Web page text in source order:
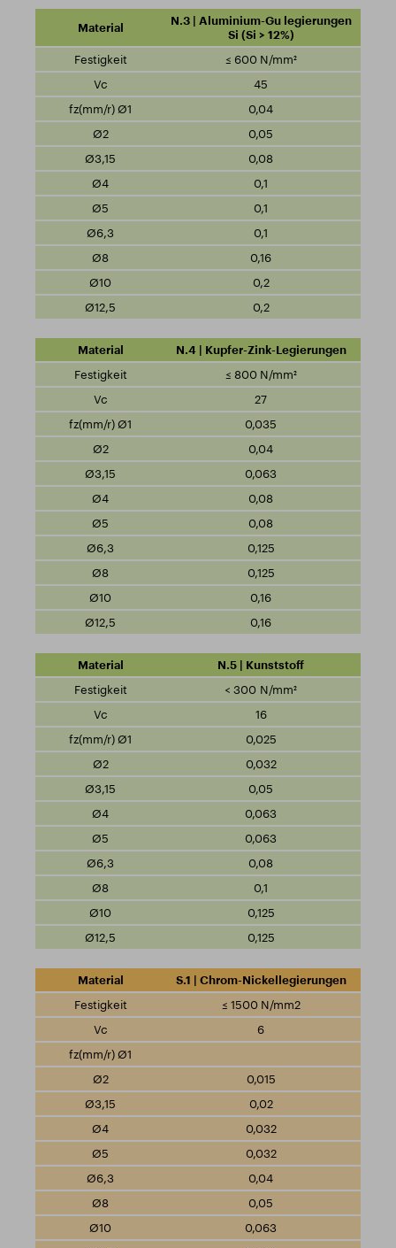
N.3 | Aluminium-Gu legierungen
Si (Si > 12%)
≤ 600 N/mm²
45
0,04
0,05
0,08
0,1
0,1
0,1
0,16
0,2
0,2
N.4 | Kupfer-Zink-Legierungen
≤ 800 N/mm²
27
0,035
0,04
0,063
0,08
0,08
0,125
0,125
0,16
0,16
N.5 | Kunststoff
< 300 N/mm²
16
0,025
0,032
0,05
0,063
0,063
0,08
0,1
0,125
0,125
S.1 | Chrom-Nickellegierungen
≤ 1500 N/mm2
6
0,015
0,02
0,032
0,032
0,04
0,05
0,063